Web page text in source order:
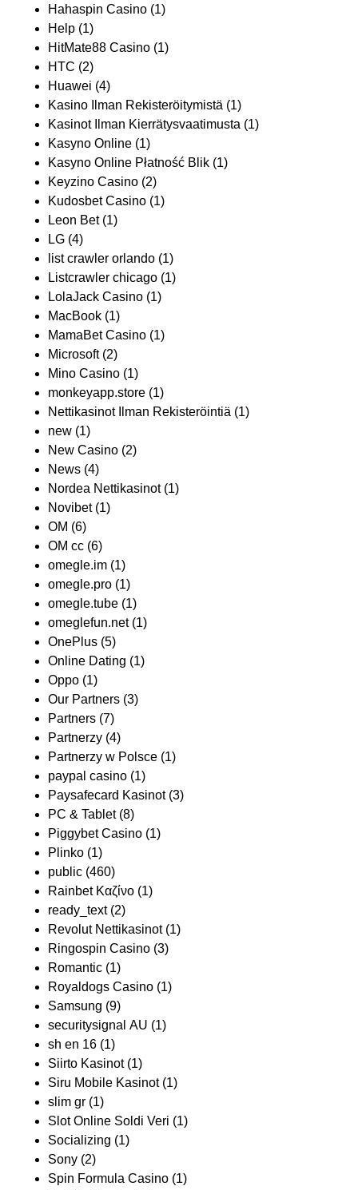
Hahaspin Casino (1)
Help (1)
HitMate88 Casino (1)
HTC (2)
Huawei (4)
Kasino Ilman Rekisteröitymistä (1)
Kasinot Ilman Kierrätysvaatimusta (1)
Kasyno Online (1)
Kasyno Online Płatność Blik (1)
Keyzino Casino (2)
Kudosbet Casino (1)
Leon Bet(1)
LG (4)
list crawler orlando (1)
Listcrawler chicago (1)
LolaJack Casino (1)
MacBook (1)
MamaBet Casino (1)
Microsoft(2)
Mino Casino (1)
monkeyapp.store (1)
Nettikasinot Ilman Rekisteröintiä (1)
new (1)
New Casino (2)
News (4)
Nordea Nettikasinot(1)
Novibet(1)
OM (6)
OM cc (6)
omegle.im (1)
omegle.pro (1)
omegle.tube (1)
omeglefun.net(1)
OnePlus (5)
Online Dating (1)
Oppo (1)
Our Partners (3)
Partners (7)
Partnerzy (4)
Partnerzy w Polsce (1)
paypal casino (1)
Paysafecard Kasinot(3)
PC & Tablet(8)
Piggybet Casino (1)
Plinko (1)
public (460)
Rainbet Καζίνο (1)
ready_text(2)
Revolut Nettikasinot(1)
Ringospin Casino (3)
Romantic (1)
Royaldogs Casino (1)
Samsung (9)
securitysignal AU (1)
sh en 16 (1)
Siirto Kasinot(1)
Siru Mobile Kasinot(1)
slim gr (1)
Slot Online Soldi Veri (1)
Socializing (1)
Sony (2)
Spin Formula Casino (1)